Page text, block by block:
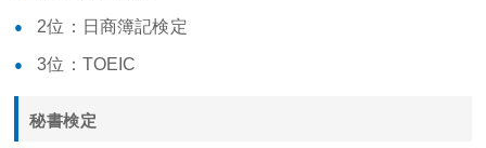
2位：日商簿記検定
3位：TOEIC
秘書検定